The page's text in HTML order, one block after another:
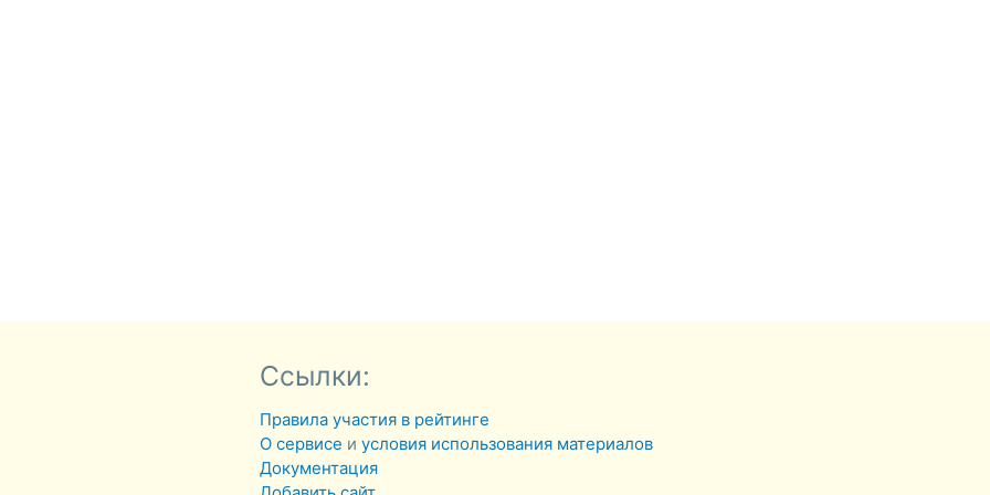
Ссылки:
Правила участия в рейтинге
О сервисе иусловия использования материалов
Документация